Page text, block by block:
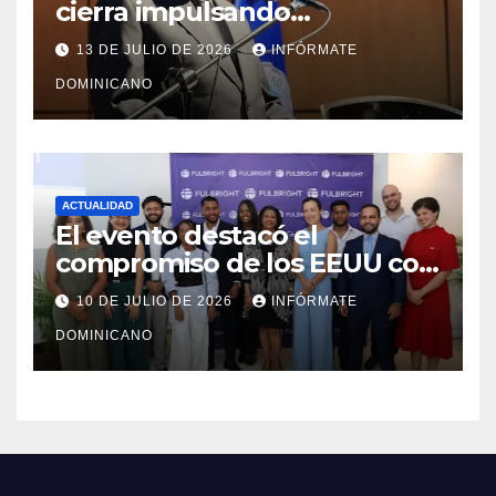
cierra impulsando
modernización, expansión y
transformación institucional
13 DE JULIO DE 2026 INFÓRMATE
DOMINICANO
ACTUALIDAD
El evento destacó el
compromiso de los EEUU con
el liderazgo, la innovación y la
excelencia académica por
más de ocho décadas.
10 DE JULIO DE 2026 INFÓRMATE
DOMINICANO